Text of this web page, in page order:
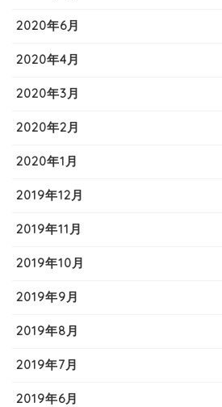
2020年6月
2020年4月
2020年3月
2020年2月
2020年1月
2019年12月
2019年11月
2019年10月
2019年9月
2019年8月
2019年7月
2019年6月